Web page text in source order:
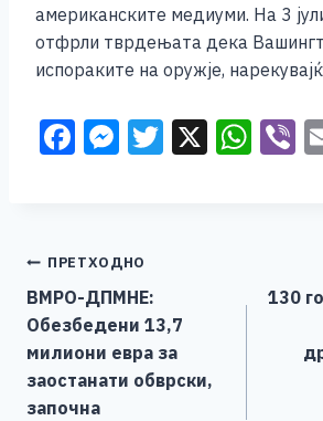
американските медиуми. На 3
отфрли тврдењата дека
испораките на оружје,
F
b
o
o
k
M
n
g
er
T X W
A
p
Vi
Навигација
на
напис
ПРЕТХОДНО
ВМРО-ДПМНЕ:
Обезбедени 13,7
милиони евра за
заостанати обврски,
започна
130